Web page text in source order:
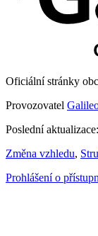
Oficiální stránky
Provozovatel
Poslední
Změna vzhledu,
Prohlášení o